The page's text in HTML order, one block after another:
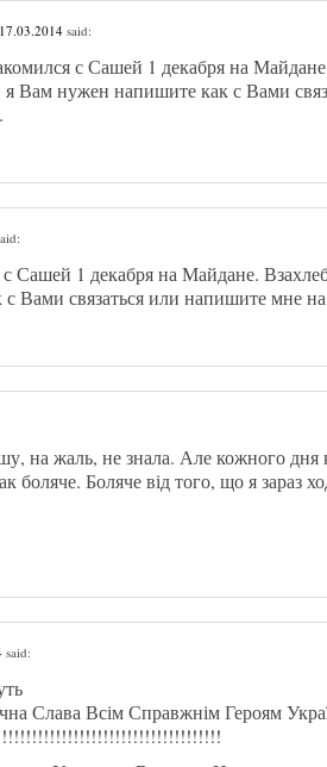
said:
с Сашей 1 декабря на
Вам нужен напишите как с Вами
Сашей 1 декабря на Майдане.
Вами связаться или напишите мне
на жаль, не знала. Але кожного дня
боляче. Боляче від того, що я зараз
said:
Слава Всім Справжнім Героям